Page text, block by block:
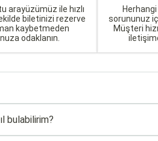
arayüzümüz ile hızlı
biletinizi rezerve
kaybetmeden
odaklanın.
sorununuz
Müşteri
bulabilirim?